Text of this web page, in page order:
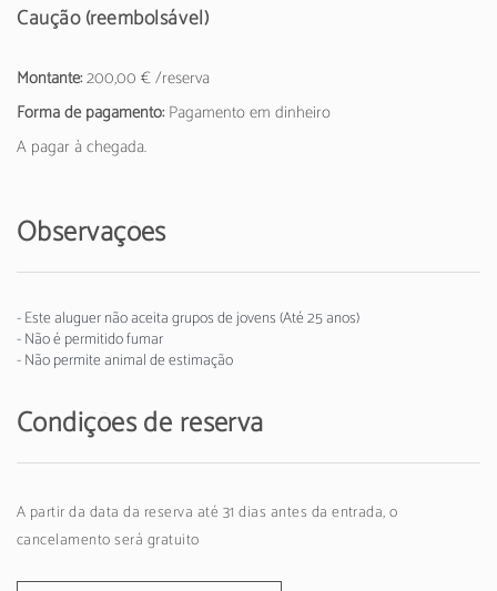
Caução (reembolsável)
Montante:200,00 € /reserva
Forma de pagamento:Pagamento em dinheiro
A pagar à chegada.
Observações
- Este aluguer não aceita grupos de jovens (Até 25 anos)
- Não é permitido fumar
- Não permite animal de estimação
Condições de reserva
A partir da data da reserva até 31 dias antes da entrada, o
cancelamento será gratuito